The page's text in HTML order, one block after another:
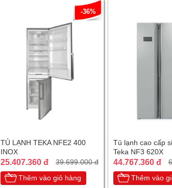
-36%
TỦ LẠNH TEKA NFE2 400
INOX
25.407.360 đ 39.699.000 đ
Thêm vào giỏ hàng
Tủ lạnh cao cấp
Teka NF3 620X
44.767.360 đ
Thêm vào